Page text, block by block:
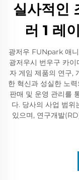
실사적인
러 1 레
광저우 FUNpark 애
광저우시 번우구 카
자 게임 제품의 연구,
한 혁신과 성실한 노
판매 및 운영 관리를
다. 당사의 사업 범위
있으며, 연구개발